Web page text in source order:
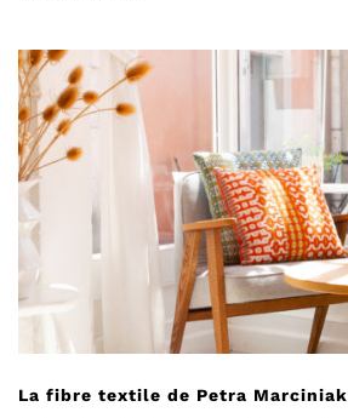
La fibre textile de Petra Marciniak